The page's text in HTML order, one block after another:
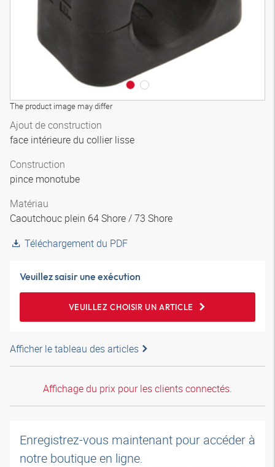
The product image may differ
Ajout de construction
face intérieure du collier lisse
Construction
pince monotube
Matériau
Caoutchouc plein 64 Shore / 73 Shore
Téléchargement du PDF
Veuillez saisir une exécution
VEUILLEZ CHOISIR UN ARTICLE
Afficher le tableau des articles
Affichage du prix pour les clients connectés.
Enregistrez-vous maintenant pour accéder à
notre boutique en ligne.